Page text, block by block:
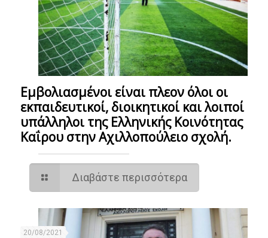
Εμβολιασμένοι είναι πλεον όλοι οι
εκπαιδευτικοί, διοικητικοί και λοιποί
υπάλληλοι της Ελληνικής Κοινότητας
Καΐρου στην Αχιλλοπούλειο σχολή.
Διαβάστε περισσότερα
20/08/2021